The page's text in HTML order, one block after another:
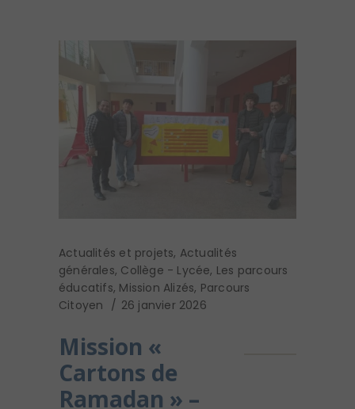
Actualités et projets, Actualités
générales, Collège - Lycée, Les parcours
éducatifs, Mission Alizés, Parcours
Citoyen
26 janvier 2026
Mission «
Cartons de
Ramadan » –